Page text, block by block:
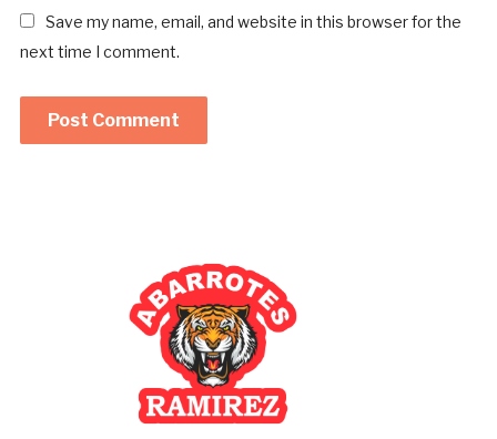
Save my name, email, and website in this browser for the
next time I comment.